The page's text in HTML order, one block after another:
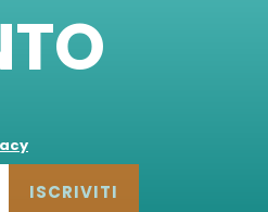
ISCRIVITI